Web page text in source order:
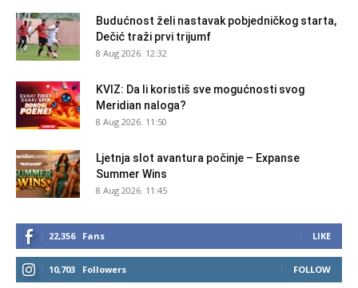
Budućnost želi nastavak pobjedničkog starta,
Dečić traži prvi trijumf
8 Aug 2026. 12:32
KVIZ: Da li koristiš sve mogućnosti svog
Meridian naloga?
8 Aug 2026. 11:50
Ljetnja slot avantura počinje – Expanse
Summer Wins
8 Aug 2026. 11:45
22,356 Fans LIKE
10,703 Followers FOLLOW